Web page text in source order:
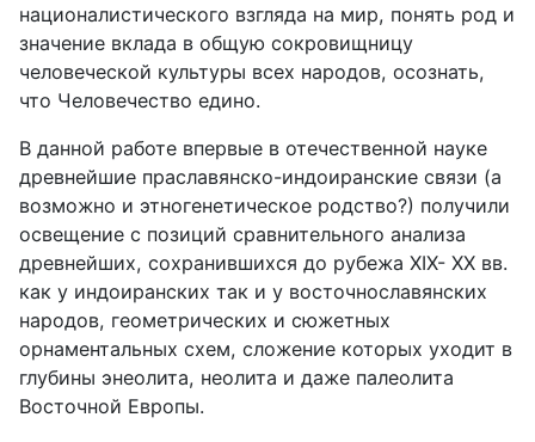
националистического взгляда на мир, понять род и
значение вклада в общую сокровищницу
человеческой культуры всех народов, осознать,
что Человечество едино.
В данной работе впервые в отечественной науке
древнейшие праславянско-индоиранские связи (а
возможно и этногенетическое родство?) получили
освещение с позиций сравнительного анализа
древнейших, сохранившихся до рубежа XIX- XX вв.
как у индоиранских так и у восточнославянских
народов, геометрических и сюжетных
opнаментальных схем, сложение которых уходит в
глубины энеолита, неолита и даже палеолита
Восточной Европы.